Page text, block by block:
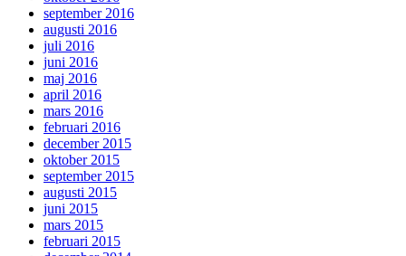
september 2016
augusti 2016
juli 2016
juni 2016
maj 2016
april 2016
mars 2016
februari 2016
december 2015
oktober 2015
september 2015
augusti 2015
juni 2015
mars 2015
februari 2015